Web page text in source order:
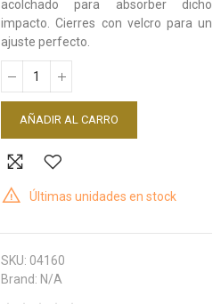
acolchado para absorber dicho
impacto. Cierres con velcro para un
ajuste perfecto.
AÑADIR AL CARRO
Últimas unidades en stock
SKU: 04160
Brand: N/A